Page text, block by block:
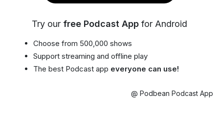
Try our free Podcast App for Android
Choose from 500,000 shows
Support streaming and offline play
The best Podcast app everyone can use!
@ Podbean Podcast App